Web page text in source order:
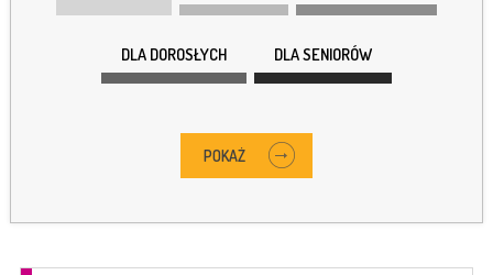
DLA DOROSŁYCH DLA SENIORÓW
POKAŻ